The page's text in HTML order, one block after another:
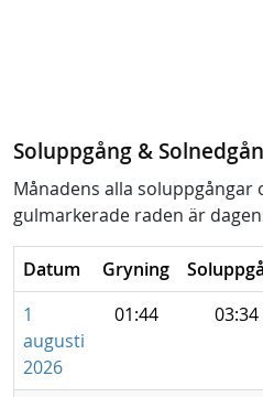
Soluppgång &
Månadens alla soluppgångar
gulmarkerade raden är
Datum Gryning
1
augusti
2026
01:44 03:34